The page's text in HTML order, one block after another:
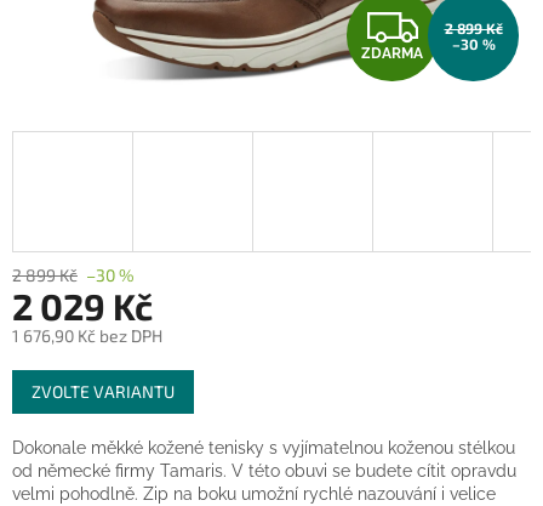
Z
D
A
ZDARMA
2 899 Kč
–30 %
2 899 Kč –30 %
2 029 Kč
1 676,90 Kč bez DPH
Měrná
cena:
ZVOLTE VARIANTU
Dokonale měkké kožené tenisky s vyjímatelnou koženou stélkou
od německé firmy Tamaris. V této obuvi se budete cítit opravdu
velmi pohodlně. Zip na boku umožní rychlé nazouvání i velice